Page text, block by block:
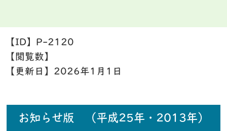
【ID】 P-2120
【閲覧数】
【更新日】 2026年1月1日
お知らせ版 （平成25年・2013年）